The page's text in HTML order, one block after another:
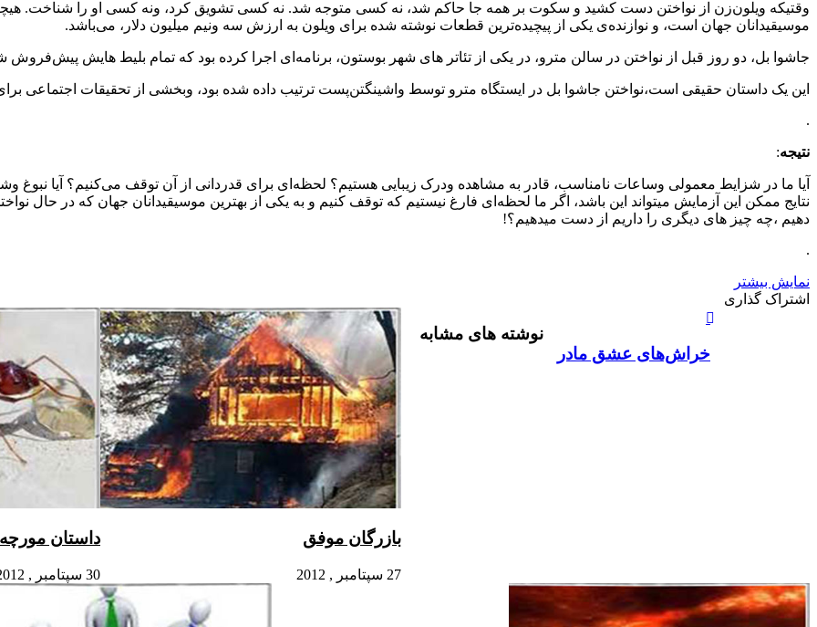
وقتیکه ویلون‌زن از نواختن دست کشید و سکوت بر همه جا حاکم شد، نه کسی متوجه شد. نه کسی تشویق کرد، ونه کسی او را شناخت.
موسیقیدانان جهان است، و نوازنده‌ی یکی از پیچیده‌ترین قطعات نوشته شده برای ویلون به ارزش سه ونیم میلیون دلار، می‌باشد.
جاشوا بل، دو روز قبل از نواختن در سالن مترو، در یکی از تئاتر های شهر بوستون، برنامه‌ای اجرا کرده بود که تمام بلیط هایش
این یک داستان حقیقی است،نواختن جاشوا بل در ایستگاه مترو توسط واشینگتن‌پست ترتیب داده شده بود، وبخشی از تحقیقات اجتماعی
.
نتیجه:
آیا ما در شزایط معمولی وساعات نا‌مناسب، قادر به مشاهده ودرک زیبایی هستیم؟ لحظه‌ای برای قدر‌دانی از آن توقف می‌کنیم؟ آیا نبوغ
نتایج ممکن این آزمایش میتواند این باشد، اگر ما لحظه‌ای فارغ نیستیم که توقف کنیم و به یکی از بهترین موسیقیدانان جهان که در حال
دهیم ،چه چیز های دیگری را داریم از دست میدهیم؟!
.
نمایش بیشتر
اشتراک گذاری
بوک
آپ
گذاری
طریق
ایمیل
خراش‌های عشق مادر
نوشته های مشابه
بازرگان موفق
27 سپتامبر , 2012
داستان
30 سپتامبر , 2012